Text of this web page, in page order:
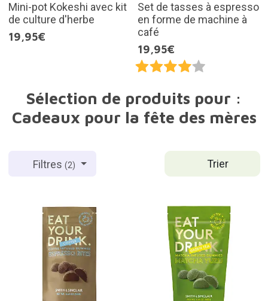
Mini-pot Kokeshi avec kit
de culture d'herbe
19,95€
Set de tasses à espresso
en forme de machine à
café
19,95€
Sélection de produits pour :
Cadeaux pour la fête des mères
Trier
Filtres(2)